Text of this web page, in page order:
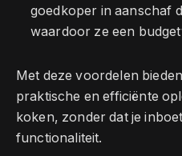
goedkoper in aanschaf
waardoor ze een
Met deze voordelen
praktische en efficiënte
koken, zonder dat je
functionaliteit.